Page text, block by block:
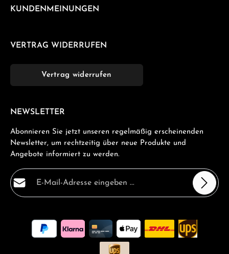
KUNDENMEINUNGEN
VERTRAG WIDERRUFEN
Vertrag widerrufen
NEWSLETTER
Abonnieren Sie jetzt unseren regelmäßig erscheinenden
Newsletter, um rechtzeitig über neue Produkte und
Angebote informiert zu werden.
E-Mail-Adresse*
Ich habe die
Datenschutzbestimmungen
zur Kenntnis
genommen und dieAGBgelesen und bin mit ihnen
Pflichtfelder.